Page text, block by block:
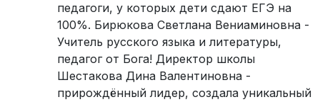
педагоги, у которых дети сдают ЕГЭ на
100%. Бирюкова Светлана Вениаминовна -
Учитель русского языка и литературы,
педагог от Бога! Директор школы
Шестакова Дина Валентиновна -
прирождённый лидер, создала уникальный